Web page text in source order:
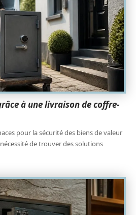
à une livraison de coffre-
pour la sécurité des biens de valeur
de trouver des solutions